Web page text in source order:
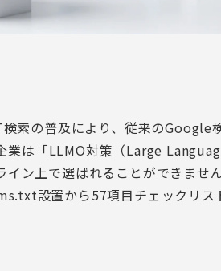
索の普及により、従来のGoogle
業は「LLMO対策（Large
ン上で選ばれることができませ
設置から57項目チェックリス